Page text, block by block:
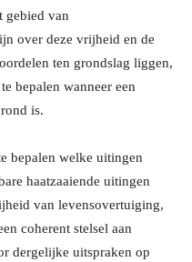
gebied van
over deze vrijheid en de
ten grondslag liggen,
bepalen wanneer een
is.
bepalen welke uitingen
haatzaaiende uitingen
van levensovertuiging,
coherent stelsel aan
dergelijke uitspraken op